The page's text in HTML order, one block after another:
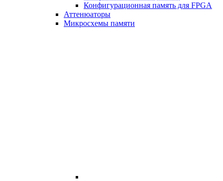
Конфигурационная память для FPGA
Аттенюаторы
Микросхемы памяти